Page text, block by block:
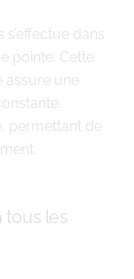
dans
pointe. Cette
assure une
permettant de
tous les